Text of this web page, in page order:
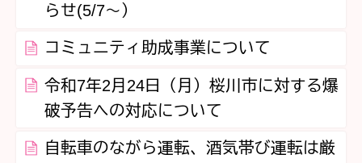
らせ(5/7～）
コミュニティ助成事業について
令和7年2月24日（月）桜川市に対する爆
破予告への対応について
自転車のながら運転、酒気帯び運転は厳